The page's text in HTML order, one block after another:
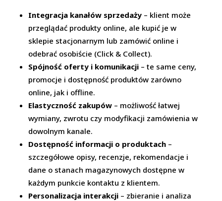
Integracja kanałów sprzedaży – klient może
przeglądać produkty online, ale kupić je w
sklepie stacjonarnym lub zamówić online i
odebrać osobiście (Click & Collect).
Spójność oferty i komunikacji – te same ceny,
promocje i dostępność produktów zarówno
online, jak i offline.
Elastyczność zakupów – możliwość łatwej
wymiany, zwrotu czy modyfikacji zamówienia w
dowolnym kanale.
Dostępność informacji o produktach –
szczegółowe opisy, recenzje, rekomendacje i
dane o stanach magazynowych dostępne w
każdym punkcie kontaktu z klientem.
Personalizacja interakcji – zbieranie i analiza